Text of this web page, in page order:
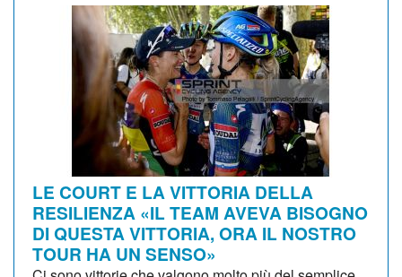
LE COURT E LA VITTORIA DELLA
RESILIENZA «IL TEAM AVEVA BISOGNO
DI QUESTA VITTORIA, ORA IL NOSTRO
TOUR HA UN SENSO»